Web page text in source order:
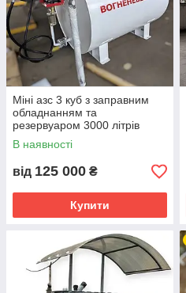
Міні азс 3 куб з заправним
обладнанням та
резервуаром 3000 літрів
В наявності
від 125 000 ₴
Купити